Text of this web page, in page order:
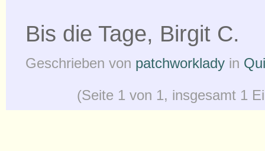
Bis die Tage, Birgit C.
Geschrieben von patchworklady in
(Seite 1 von 1, insgesamt 1